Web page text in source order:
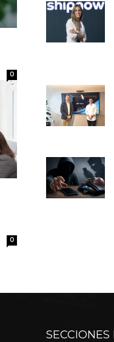
0
0